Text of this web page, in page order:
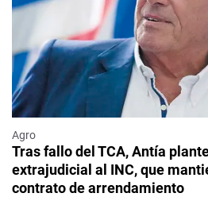
Agro
Tras fallo del TCA, Antía
extrajudicial al INC, que
contrato de arrendamiento